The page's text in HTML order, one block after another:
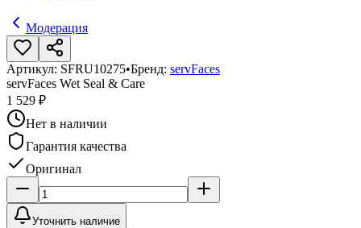
Модерация
Артикул: SFRU10275•Бренд: servFaces
servFaces Wet Seal & Care
1 529 ₽
Нет в наличии
Гарантия качества
Оригинал
Уточнить наличие